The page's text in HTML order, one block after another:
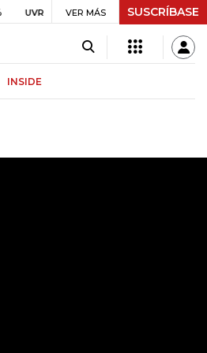
$ 417,01 +$ 0,05 +0,01% BITCOIN
VER MÁS SUSCRÍBASE
INSIDE